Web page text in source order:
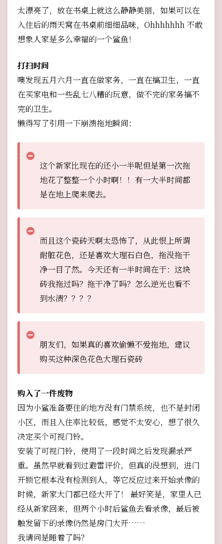
太漂亮了，放在书桌上就这么静静美丽，如果可以在
入住后的雨天窝在书桌前细细品味，Ohhhhhhh 不敢
想象人家是多么幸福的一个鲨鱼！
打扫时间
噢发现五月六月一直在做家务，一直在搞卫生，一直
在买家电和一些乱七八糟的玩意，做不完的家务搞不
完的卫生。
懒得写了引用一下崩溃拖地瞬间：
这个新家比现在的还小一半呢但是第一次拖
地花了整整一个小时啊！！有一大半时间都
是在地上爬来爬去。
而且这个瓷砖天啊太恐怖了，从此恨上所谓
耐脏花色，还是喜欢大理石白色，拖没拖干
净一目了然。今天还有一半时间在于：这块
砖我拖过吗？拖干净了吗？怎么逆光也看不
到水渍？？？？
朋友们，如果真的喜欢偷懒不爱拖地，建议
购买这种深色花色大理石瓷砖
购入了一件废物
因为小鲨准备要住的地方没有门禁系统，也不是封闭
小区，而且入住率比较低，感觉不太安心，想了很久
决定买个可视门铃。
安装了可视门铃，使用了一段时间之后发现漏录严
重。虽然早就看到过避雷评价，但真的没想到，进门
开锁它根本没有检测到人，等它反应过来开始录像的
时候，新家大门都已经大开了！ 最好笑是，家里人已
经从新家回来，但两个小时后鲨鱼去看录像，最后被
触发留下的录像仍然是房门大开……
我请问是睡着了吗？